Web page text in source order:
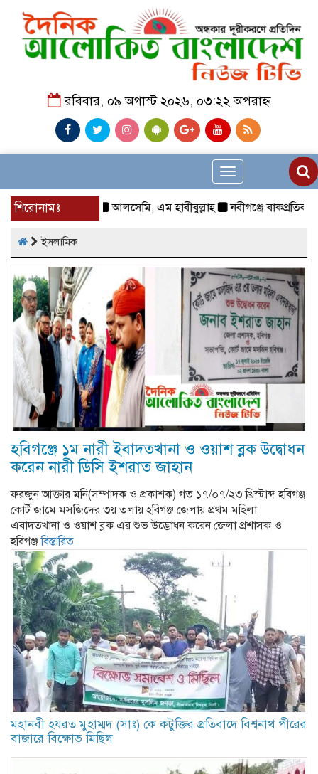
রবিবার, ০৯ অগাস্ট ২০২৬, ০৩:২২ অপরাহ্ন
Toggle
navigation
শিরোনামঃ আলসেমি, এম হাবীবুল্লাহ নবীগঞ্জে বাকপ্রতিবন্ধী
ইসলামিক
হবিগঞ্জে ১ম নারী ইবাদতখানা ও ওয়াশ ব্লক উদ্বোধন
করেন নারী ডিসি ইশরাত জাহান
ফরজুন আক্তার মনি(সম্পাদক ও প্রকাশক) গত ১৭/০৭/২৩ খ্রিস্টাব্দ হবিগঞ্জ
কোর্ট জামে মসজিদের ৩য় তলায় হবিগঞ্জ জেলায় প্রথম মহিলা
এবাদতখানা ও ওয়াশ ব্লক এর শুভ উদ্ভোধন করেন জেলা প্রশাসক ও
হবিগঞ্জবিস্তারিত
মহানবী হযরত মুহাম্মদ (সাঃ) কে কটুক্তির প্রতিবাদে বিশ্বনাথ পীরের
বাজারে বিক্ষোভ মিছিল